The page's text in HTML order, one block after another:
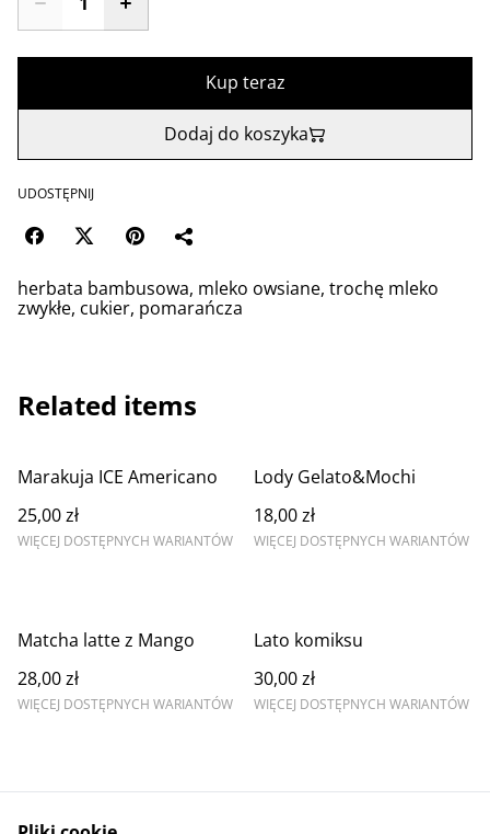
Kup teraz
Dodaj do koszyka
UDOSTĘPNIJ
herbata bambusowa, mleko owsiane, trochę mleko
zwykłe, cukier, pomarańcza
Related items
Marakuja ICE Americano
25,00 zł
WIĘCEJ DOSTĘPNYCH WARIANTÓW
Lody Gelato&Mochi
18,00 zł
WIĘCEJ DOSTĘPNYCH WARIANTÓW
Matcha latte z Mango
28,00 zł
WIĘCEJ DOSTĘPNYCH WARIANTÓW
Lato komiksu
30,00 zł
WIĘCEJ DOSTĘPNYCH WARIANTÓW